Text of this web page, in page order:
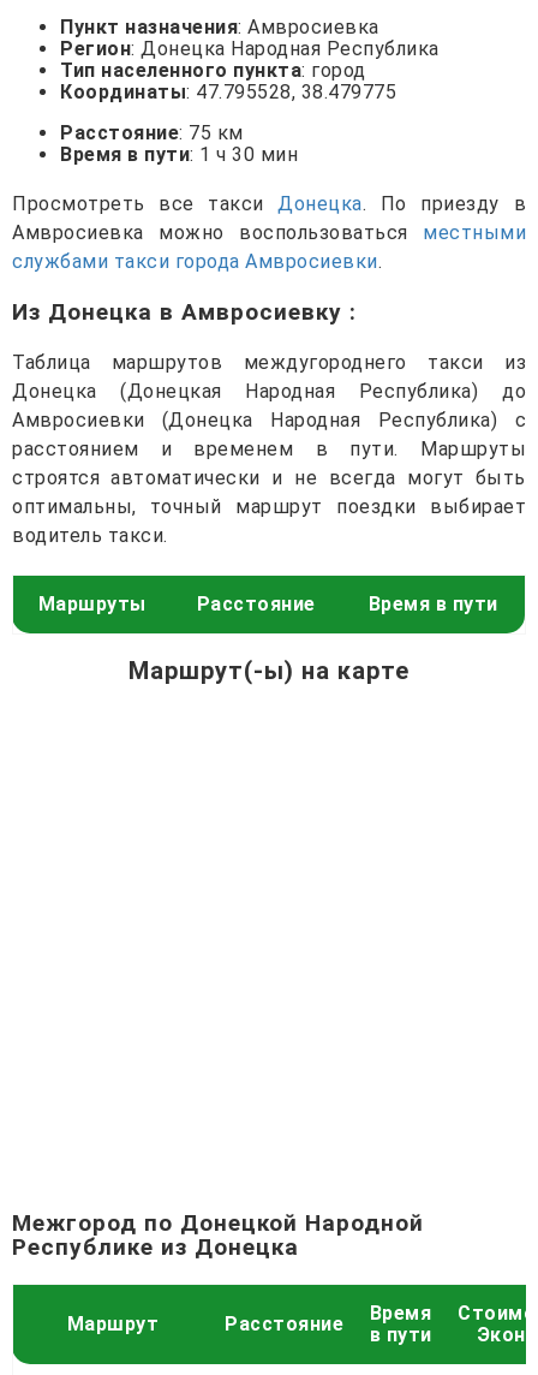
Пункт назначения: Амвросиевка
Регион: Донецка Народная Республика
Тип населенного пункта: город
Координаты: 47.795528, 38.479775
Расстояние: 75 км
Время в пути: 1 ч 30 мин
Просмотреть все таксиДонецка. По приезду в
Амвросиевка можно воспользоваться местными
службами такси города Амвросиевки.
Из Донецка в Амвросиевку :
Таблица маршрутов междугороднего такси из
Донецка (Донецкая Народная Республика) до
Амвросиевки (Донецка Народная Республика) с
расстоянием и временем в пути. Маршруты
строятся автоматически и не всегда могут быть
оптимальны, точный маршрут поездки выбирает
водитель такси.
Маршруты Расстояние Время в пути
Маршрут(-ы) на карте
Межгород по Донецкой Народной
Республике из Донецка
Маршрут Расстояние
Время
в пути